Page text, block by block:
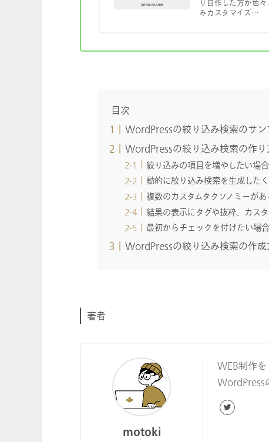
り自作した方が色
みカスタマイズ…
目次
WordPressの絞り込み検索のサン
WordPressの絞り込み検索の作り
絞り込みの項目を増やしたい場合
動的に絞り込み検索を生成した
複数のカスタムタクソノミーが
結果の表示にタグや抜粋、カス
最初からチェックを付けたい場合
WordPressの絞り込み検索の作成
著者
motoki
WEB制作を
WordPress